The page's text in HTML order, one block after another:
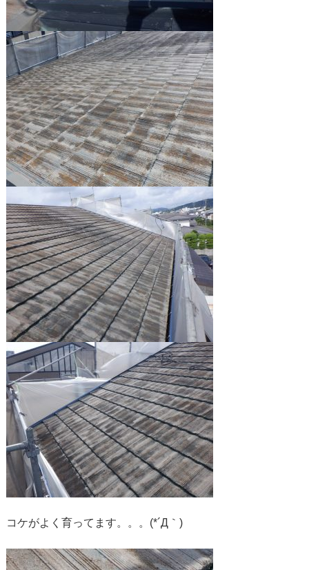
コケがよく育ってます。。。(*´Д｀)